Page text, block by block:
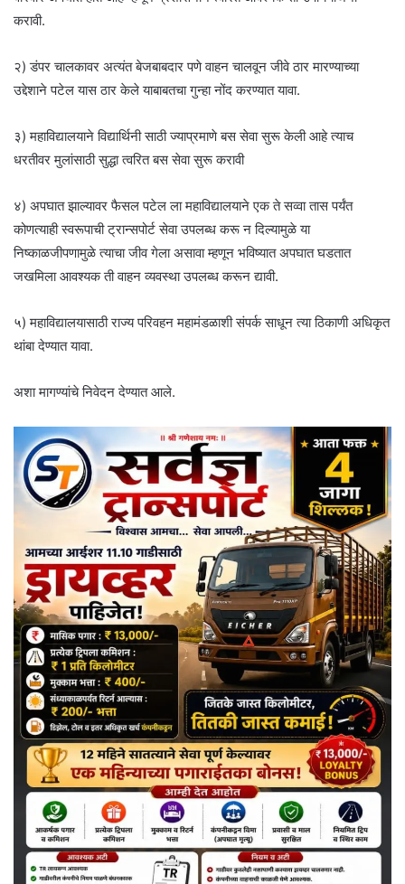
करावी.
२) डंपर चालकावर अत्यंत बेजबाबदार पणे वाहन चालवून जीवे ठार मारण्याच्या
उद्देशाने पटेल यास ठार केले याबाबतचा गुन्हा नोंद करण्यात यावा.
३) महाविद्यालयाने विद्यार्थिनी साठी ज्याप्रमाणे बस सेवा सुरू केली आहे त्याच
धरतीवर मुलांसाठी सुद्धा त्वरित बस सेवा सुरू करावी
४) अपघात झाल्यावर फैसल पटेल ला महाविद्यालयाने एक ते सव्वा तास पर्यंत
कोणत्याही स्वरूपाची ट्रान्सपोर्ट सेवा उपलब्ध करू न दिल्यामुळे या
निष्काळजीपणामुळे त्याचा जीव गेला असावा म्हणून भविष्यात अपघात घडतात
जखमिला आवश्यक ती वाहन व्यवस्था उपलब्ध करून द्यावी.
५) महाविद्यालयासाठी राज्य परिवहन महामंडळाशी संपर्क साधून त्या ठिकाणी अधिकृत
थांबा देण्यात यावा.
अशा मागण्यांचे निवेदन देण्यात आले.